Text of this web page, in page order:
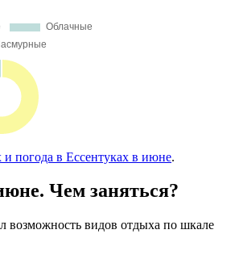
погода в Ессентуках в июне.
Чем заняться?
возможность видов отдыха по шкале